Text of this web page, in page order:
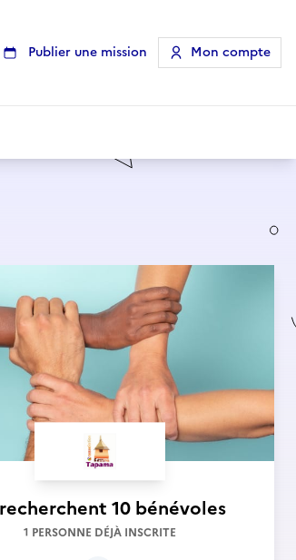
Publier une mission Mon compte
10 bénévoles
1 PERSONNE DÉJÀ INSCRITE